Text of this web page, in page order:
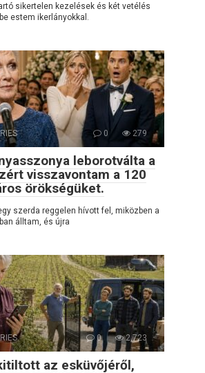
sikertelen kezelések és két vetélés
estem ikerlányokkal.
0 279
leborotválta a
visszavontam a 120
örökségüket.
szerda reggelen hívott fel, miközben a
álltam, és újra
0 2,723
az esküvőjéről,